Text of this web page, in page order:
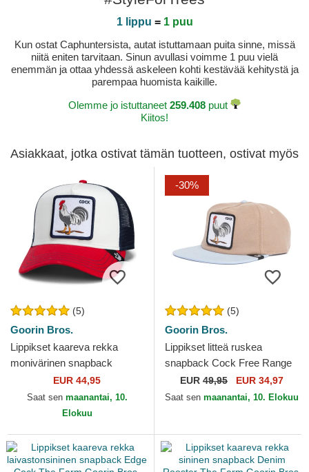
1 lippu = 1 puu
Kun ostat Caphuntersista, autat istuttamaan puita sinne, missä
niitä eniten tarvitaan. Sinun avullasi voimme 1 puu vielä
enemmän ja ottaa yhdessä askeleen kohti kestävää kehitystä ja
parempaa huomista kaikille.
Olemme jo istuttaneet 259.408 puut
Kiitos!
Asiakkaat, jotka ostivat tämän tuotteen, ostivat myös
(5)
Goorin Bros.
Lippikset kaareva rekka
monivärinen snapback
Goorin Bros. Cock Team
Rooster Original Recipe
EUR 44,95
Saat sen maanantai, 10.
Elokuu
-30%
(5)
Goorin Bros.
Lippikset litteä ruskea
snapback Cock Free Range
The Farm Flats The Farm
Goorin Bros.
EUR 49,95 EUR 34,97
Saat sen maanantai, 10. Elokuu